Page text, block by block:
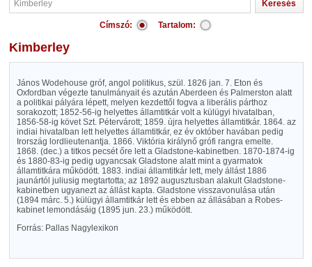
Címszó: Tartalom:
Kimberley
János Wodehouse gróf, angol politikus, szül. 1826 jan. 7. Eton és
Oxfordban végezte tanulmányait és azután Aberdeen és Palmerston alatt
a politikai pályára lépett, melyen kezdettől fogva a liberális párthoz
sorakozott; 1852-56-ig helyettes államtitkár volt a külügyi hivatalban,
1856-58-ig követ Szt. Pétervárott; 1859. újra helyettes államtitkár. 1864. az
indiai hivatalban lett helyettes államtitkár, ez év október havában pedig
Irország lordlieutenantja. 1866. Viktória királynő grófi rangra emelte.
1868. (dec.) a titkos pecsét őre lett a Gladstone-kabinetben. 1870-1874-ig
és 1880-83-ig pedig ugyancsak Gladstone alatt mint a gyarmatok
államtitkára működött. 1883. indiai államtitkár lett, mely állást 1886
jaunártól juliusig megtartotta; az 1892 augusztusban alakult Gladstone-
kabinetben ugyanezt az állást kapta. Gladstone visszavonulása után
(1894 márc. 5.) külügyi államtitkár lett és ebben az állásában a Robes-
kabinet lemondásáig (1895 jun. 23.) működött.
Forrás: Pallas Nagylexikon